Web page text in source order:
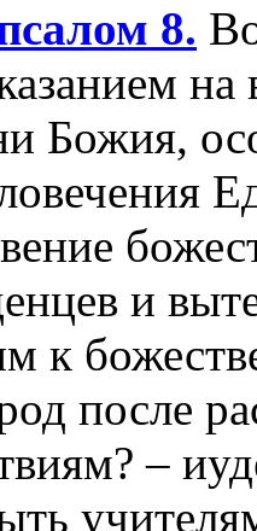
8.
Божия,
и
к
после
–